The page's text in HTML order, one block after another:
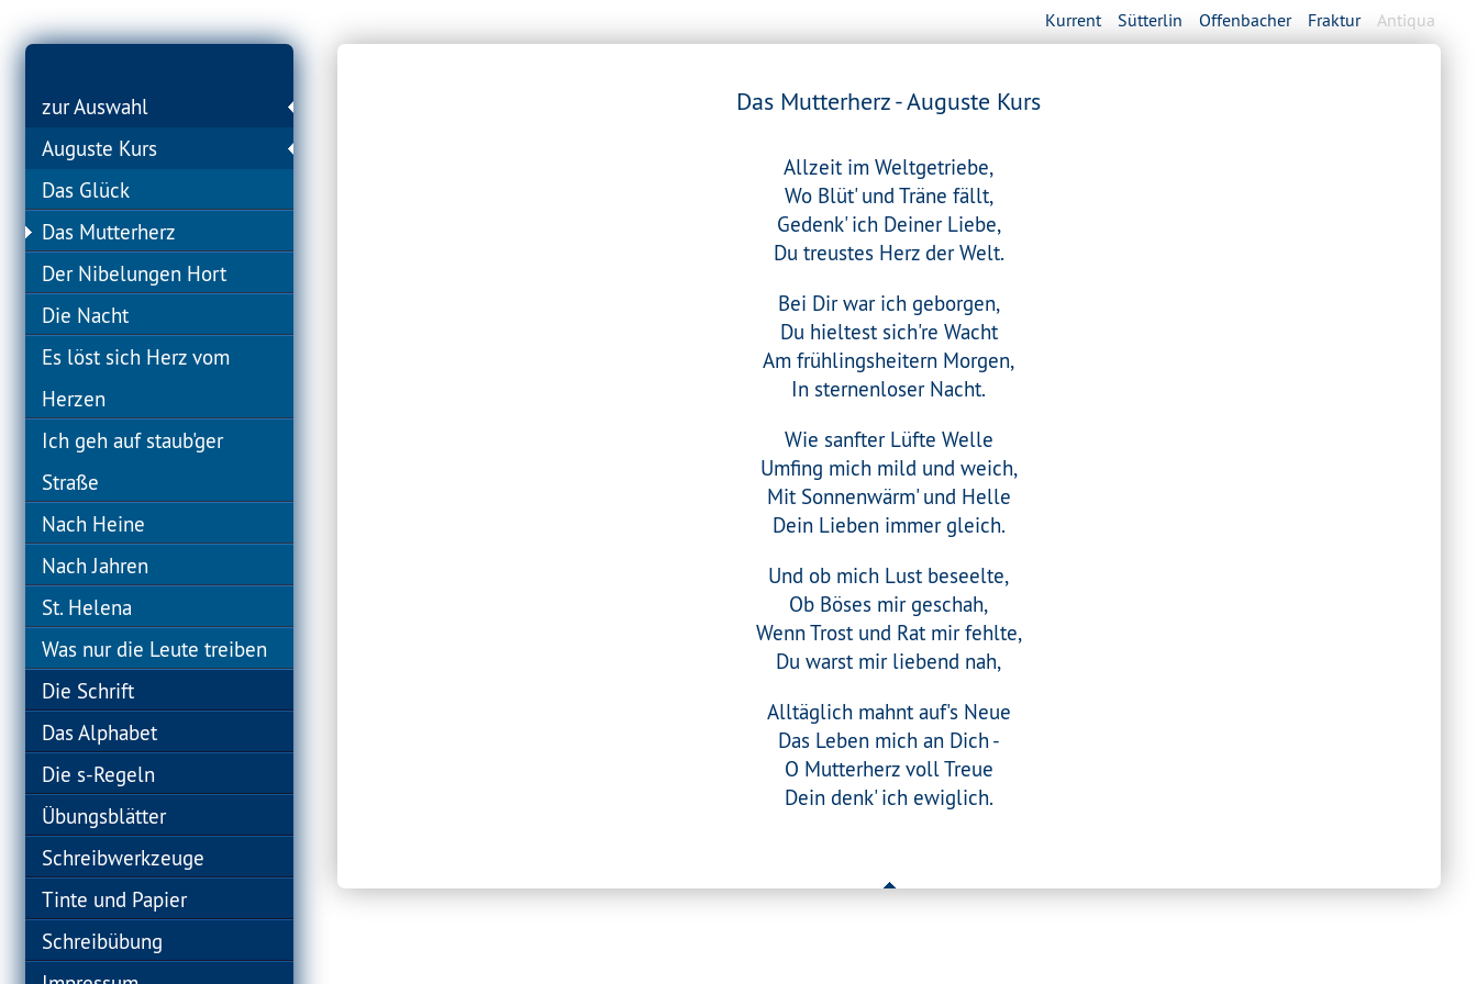
Kurrent Sütterlin Offenbacher Fraktur Antiqua
zur Auswahl
Auguste Kurs
Das Glück
Das Mutterherz
Der Nibelungen Hort
Die Nacht
Es löst sich Herz vom
Herzen
Ich geh auf staub'ger
Straße
Nach Heine
Nach Jahren
St. Helena
Was nur die Leute treiben
Die Schrift
Das Alphabet
Die s-Regeln
Übungsblätter
Schreibwerkzeuge
Tinte und Papier
Schreibübung
Das Mutterherz - Auguste Kurs
Allzeit im Weltgetriebe,
Wo Blüt' und Träne fällt,
Gedenk' ich Deiner Liebe,
Du treustes Herz der Welt.
Bei Dir war ich geborgen,
Du hieltest sich're Wacht
Am frühlingsheitern Morgen,
In sternenloser Nacht.
Wie sanfter Lüfte Welle
Umfing mich mild und weich,
Mit Sonnenwärm' und Helle
Dein Lieben immer gleich.
Und ob mich Lust beseelte,
Ob Böses mir geschah,
Wenn Trost und Rat mir fehlte,
Du warst mir liebend nah,
Alltäglich mahnt auf's Neue
Das Leben mich an Dich -
O Mutterherz voll Treue
Dein denk' ich ewiglich.